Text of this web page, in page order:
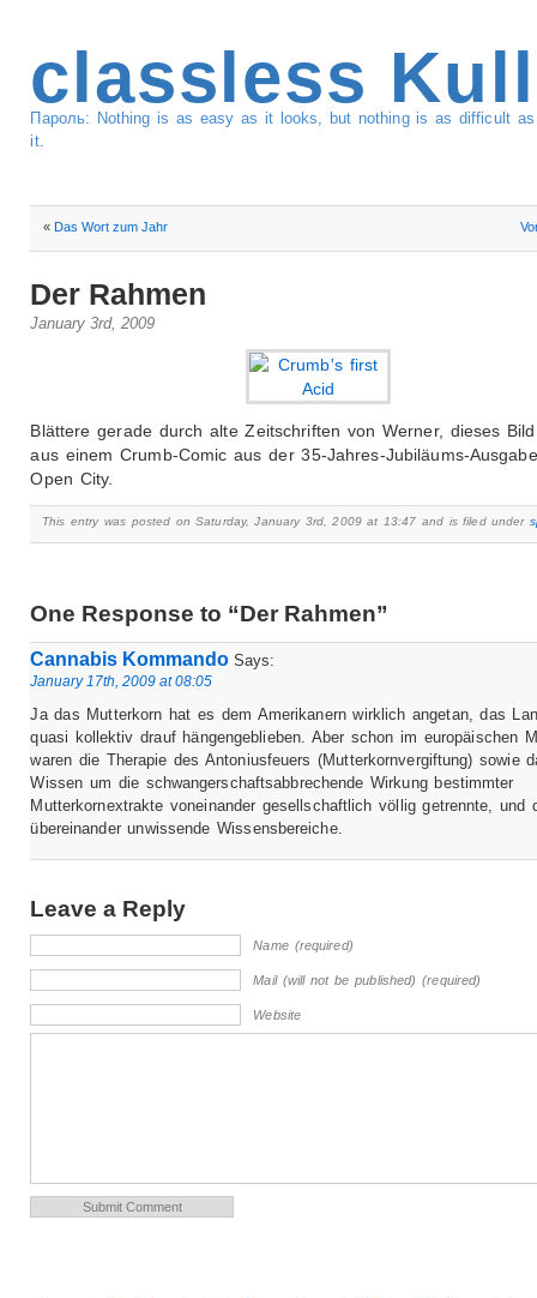
classless
Пароль: Nothing is as easy as it looks, but nothing is as difficult
it.
«Das Wort zum Jahr
Der Rahmen
January 3rd, 2009
Blättere gerade durch alte Zeitschriften von Werner, dieses
aus einem Crumb-Comic aus der 35-Jahres-Jubiläums-
Open City.
This entry was posted on Saturday, January 3rd, 2009 at 13:47 and is filed under
One Response to “Der Rahmen”
Cannabis Kommando Says:
January 17th, 2009 at 08:05
Ja das Mutterkorn hat es dem Amerikanern wirklich angetan, das
quasi kollektiv drauf hängengeblieben. Aber schon im europäischen
waren die Therapie des Antoniusfeuers (Mutterkornvergiftung) sowie
Wissen um die schwangerschaftsabbrechende Wirkung bestimmter
Mutterkornextrakte voneinander gesellschaftlich völlig getrennte, und
übereinander unwissende Wissensbereiche.
Leave a Reply
Name (required)
Mail (will not be published) (required)
Website